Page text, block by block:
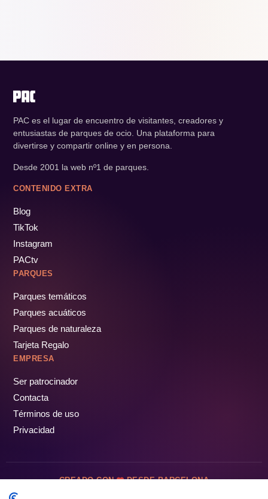
PAC es el lugar de encuentro de visitantes, creadores y
entusiastas de parques de ocio. Una plataforma para
divertirse y compartir online y en persona.
Desde 2001 la web nº1 de parques.
CONTENIDO EXTRA
Blog
TikTok
Instagram
PACtv
PARQUES
Parques temáticos
Parques acuáticos
Parques de naturaleza
Tarjeta Regalo
EMPRESA
Ser patrocinador
Contacta
Términos de uso
Privacidad
CREADO CON DESDE BARCELONA